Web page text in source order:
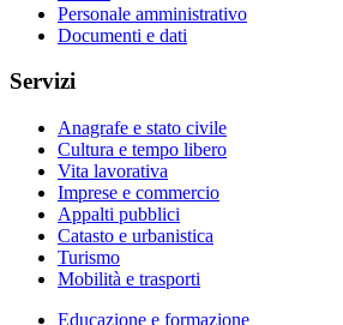
Personale amministrativo
Documenti e dati
Servizi
Anagrafe e stato civile
Cultura e tempo libero
Vita lavorativa
Imprese e commercio
Appalti pubblici
Catasto e urbanistica
Turismo
Mobilità e trasporti
Educazione e formazione